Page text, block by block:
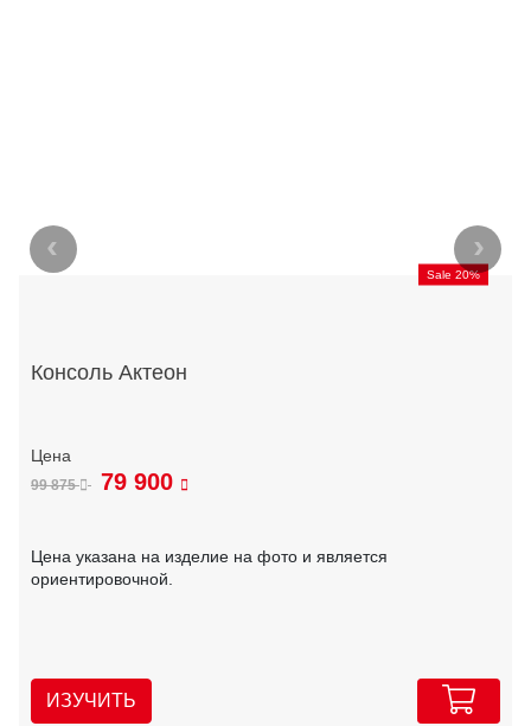
Sale 20%
Консоль Актеон
99 875 79 900
Цена указана на изделие на фото и является
ориентировочной.
ИЗУЧИТЬ
‹ ›